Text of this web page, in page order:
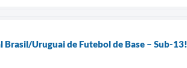
Uruguai de Futebol de Base – Sub-13!